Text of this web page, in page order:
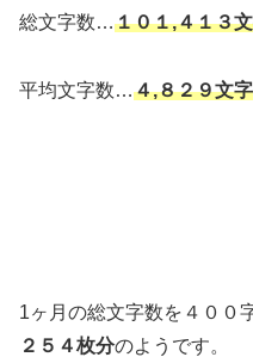
総文字数…１０１,４１３
平均文字数…４,８２９文字
1ヶ月の総文字数を４００
２５４枚分のようです。